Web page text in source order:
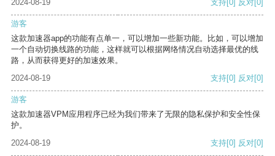
2024-08-19 支持[0] 反对[0]
游客
这款加速器app的功能有点单一，可以增加一些新功能。比如，可以增加
一个自动切换线路的功能，这样就可以根据网络情况自动选择最优的线
路，从而获得更好的加速效果。
2024-08-19
支持[0] 反对[0]
游客
这款加速器VPM应用程序已经为我们带来了无限的隐私保护和安全性保
护。
2024-08-19
支持[0] 反对[0]